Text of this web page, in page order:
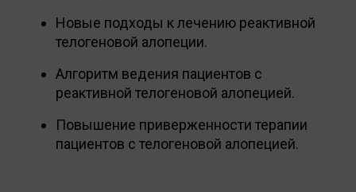
Новые подходы к лечению реактивной
телогеновой алопеции.
Алгоритм ведения пациентов с
реактивной телогеновой алопецией.
Повышение приверженности терапии
пациентов с телогеновой алопецией.